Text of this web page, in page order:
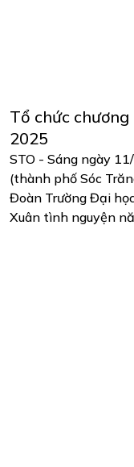
Tổ chức
2025
STO - Sáng ngày
(thành phố Sóc
Đoàn Trường Đại
Xuân tình nguyện